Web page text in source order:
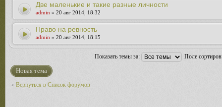
Две маленькие и такие разные личности
admin » 20 авг 2014, 18:32
Право на ревность
admin » 20 авг 2014, 18:15
Показать темы за: Поле
Новая тема
Вернуться в Список форумов